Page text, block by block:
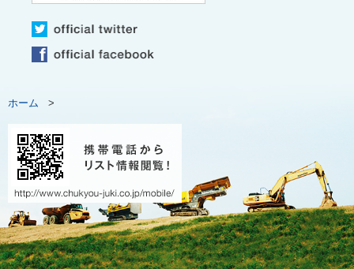
ホーム >